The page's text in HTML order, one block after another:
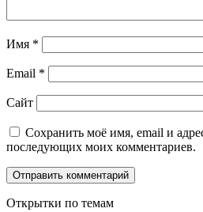
Имя *
Email *
Сайт
Сохранить моё имя, email и
последующих моих комментариев.
Открытки по темам